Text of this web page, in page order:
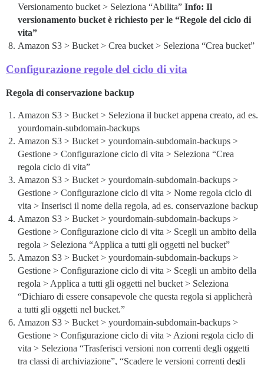
Versionamento bucket > Seleziona “Abilita” Info: Il
versionamento bucket è richiesto per le “Regole del ciclo di
vita”
Amazon S3 > Bucket > Crea bucket > Seleziona “Crea bucket”
Configurazione regole del ciclo di vita
Regola di conservazione backup
Amazon S3 > Bucket > Seleziona il bucket appena creato, ad es.
yourdomain-subdomain-backups
Amazon S3 > Bucket > yourdomain-subdomain-backups >
Gestione > Configurazione ciclo di vita > Seleziona “Crea
regola ciclo di vita”
Amazon S3 > Bucket > yourdomain-subdomain-backups >
Gestione > Configurazione ciclo di vita > Nome regola ciclo di
vita > Inserisci il nome della regola, ad es. conservazione backup
Amazon S3 > Bucket > yourdomain-subdomain-backups >
Gestione > Configurazione ciclo di vita > Scegli un ambito della
regola > Seleziona “Applica a tutti gli oggetti nel bucket”
Amazon S3 > Bucket > yourdomain-subdomain-backups >
Gestione > Configurazione ciclo di vita > Scegli un ambito della
regola > Applica a tutti gli oggetti nel bucket > Seleziona
“Dichiaro di essere consapevole che questa regola si applicherà
a tutti gli oggetti nel bucket.”
Amazon S3 > Bucket > yourdomain-subdomain-backups >
Gestione > Configurazione ciclo di vita > Azioni regola ciclo di
vita > Seleziona “Trasferisci versioni non correnti degli oggetti
tra classi di archiviazione”, “Scadere le versioni correnti degli